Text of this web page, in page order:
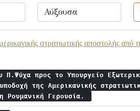
στρατιωτικής αποστολής από
Π.Ψύχα προς το Υπουργείο
της Αμερικανικής
Ρουμανική Γερουσία.